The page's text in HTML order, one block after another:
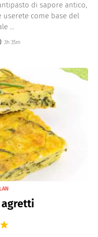
di sapore antico,
come base del
...
3h 35m